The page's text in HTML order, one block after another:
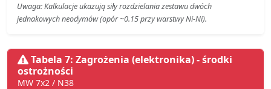
Uwaga: Kalkulacje ukazują siły rozdzielania zestawu dwóch
jednakowych neodymów (opór ~0.15 przy warstwy Ni-Ni).
Tabela 7: Zagrożenia (elektronika) - środki
ostrożności
MW 7x2 / N38